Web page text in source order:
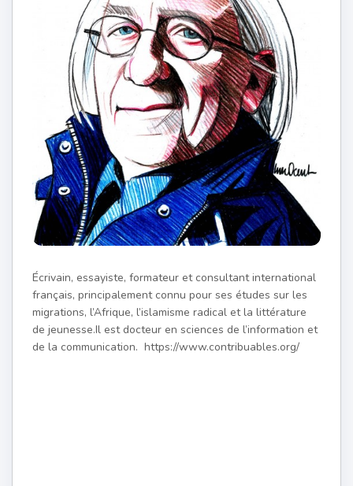
Écrivain, essayiste, formateur et consultant international
français, principalement connu pour ses études sur les
migrations, l’Afrique, l’islamisme radical et la littérature
de jeunesse.Il est docteur en sciences de l’information et
de la communication. https://www.contribuables.org/